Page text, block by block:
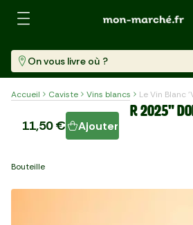
Recherche
On vous livre où ?
Accueil Caviste Vins blancs Le Vin
Le Vin Blanc 'Viognier 2025"
De Lautrec BIO
Bouteille
11,50 € Ajouter